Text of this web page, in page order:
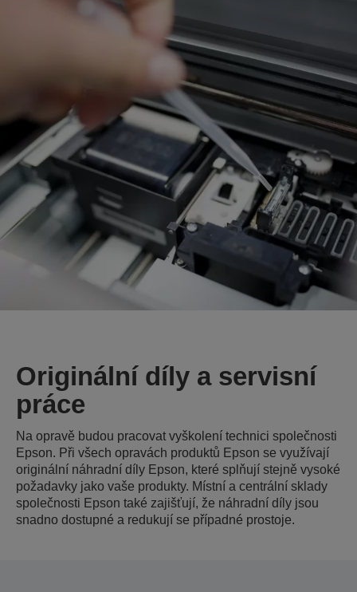
Originální díly a servisní
práce
Na opravě budou pracovat vyškolení technici společnosti
Epson. Při všech opravách produktů Epson se využívají
originální náhradní díly Epson, které splňují stejně vysoké
požadavky jako vaše produkty. Místní a centrální sklady
společnosti Epson také zajišťují, že náhradní díly jsou
snadno dostupné a redukují se případné prostoje.